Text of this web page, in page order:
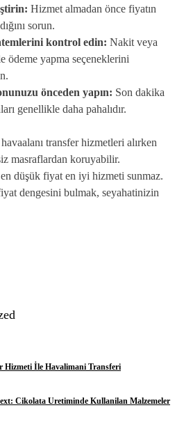
Hizmet almadan önce fiyatın
sorun.
kontrol edin: Nakit veya
ödeme yapma seçeneklerini
önceden yapın: Son dakika
genellikle daha pahalıdır.
transfer hizmetleri alırken
masraflardan koruyabilir.
düşük fiyat en iyi hizmeti sunmaz.
dengesini bulmak, seyahatinizin
Hizmeti İle Havalimani Transferi
Cikolata Uretiminde Kullanilan Malzemeler